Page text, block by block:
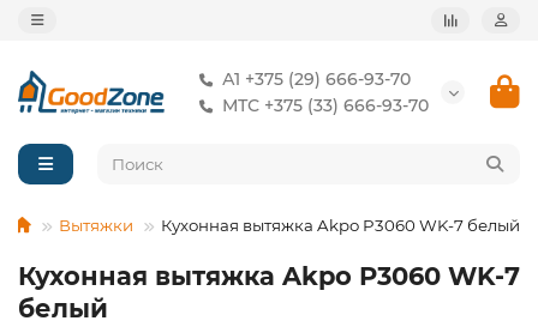
А1 +375 (29) 666-93-70
МТС +375 (33) 666-93-70
Вытяжки Кухонная вытяжка Akpo P3060 WK-7 белый
Кухонная вытяжка Akpo P3060 WK-7
белый